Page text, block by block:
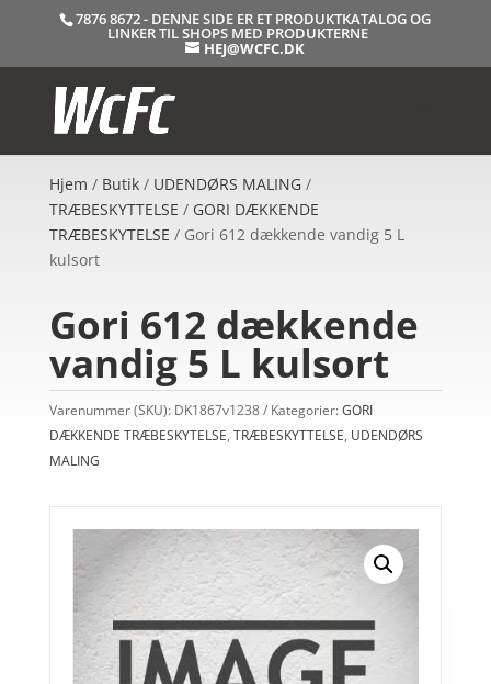
7876 8672 - DENNE SIDE ER ET PRODUKTKATALOG OG
LINKER TIL SHOPS MED PRODUKTERNE
HEJ@WCFC.DK
Hjem / Butik/ UDENDØRS MALING/
TRÆBESKYTTELSE / GORI DÆKKENDE
TRÆBESKYTELSE / Gori 612 dækkende vandig 5 L
kulsort
Gori 612 dækkende
vandig 5 L kulsort
Varenummer (SKU): DK1867v1238 Kategorier:GORI
DÆKKENDE TRÆBESKYTELSE, TRÆBESKYTTELSE, UDENDØRS
MALING